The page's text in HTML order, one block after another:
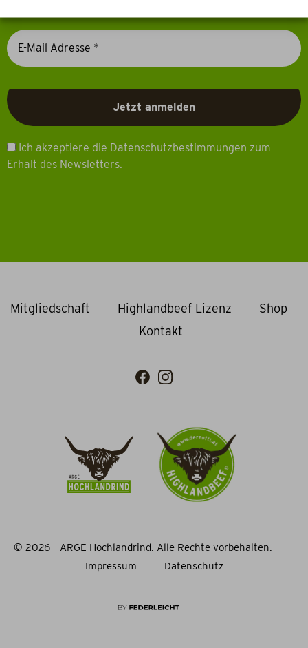
Ich akzeptiere die Datenschutzbestimmungen zum
Erhalt des Newsletters.
Mitgliedschaft Highlandbeef Lizenz
Shop
Kontakt
© 2026 – ARGE Hochlandrind. Alle Rechte vorbehalten.
Impressum
Datenschutz